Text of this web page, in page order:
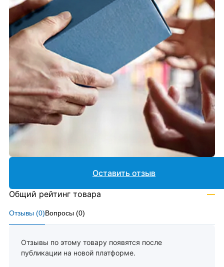
Отзывы (0)Вопросы (0)
Отзывы по этому товару появятся после
публикации на новой платформе.
Оставить отзыв
Общий рейтинг товара —